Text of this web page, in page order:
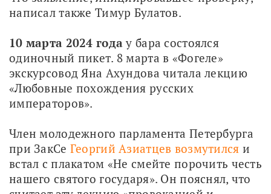
написал также Тимур Булатов.
10 марта 2024 года у бара состоялся
одиночный пикет. 8 марта в «Фогеле»
экскурсовод Яна Ахундова читала лекцию
«Любовные похождения русских
императоров».
Член молодежного парламента Петербурга
при ЗакСе Георгий Азиатцев возмутился и
встал с плакатом «Не смейте порочить честь
нашего святого государя». Он пояснял, что